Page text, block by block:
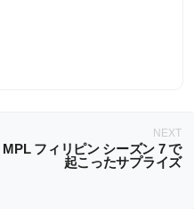
NEXT
MPL フィリピン シーズン 7 で
起こったサプライズ